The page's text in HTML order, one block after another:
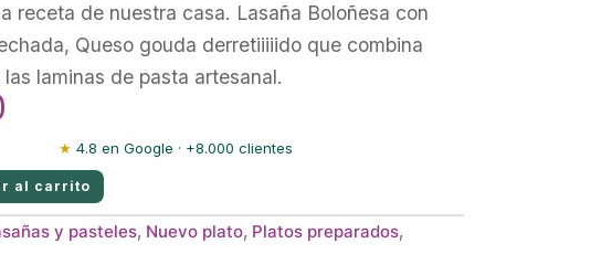
receta de nuestra casa. Lasaña Boloñesa con
Queso gouda derretiiiiido que combina
laminas de pasta artesanal.
★ 4.8 en Google · +8.000 clientes
al carrito
y pasteles, Nuevo plato, Platos preparados,